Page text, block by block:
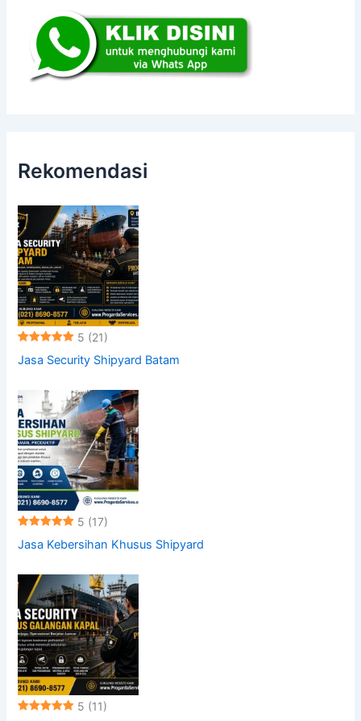
Rekomendasi
5 (21)
Jasa Security Shipyard Batam
5 (17)
Jasa Kebersihan Khusus Shipyard
5 (11)